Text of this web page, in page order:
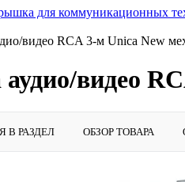
для коммуникационных
видео RCA 3-м Unica New
аудио/видео
В РАЗДЕЛ ОБЗОР ТОВАРА